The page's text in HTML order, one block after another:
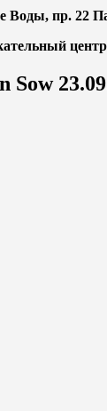
Воды, пр. 22
Sow